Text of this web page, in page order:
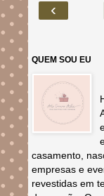
‹
QUEM SOU EU
casamento,
empresas e
revestidas em